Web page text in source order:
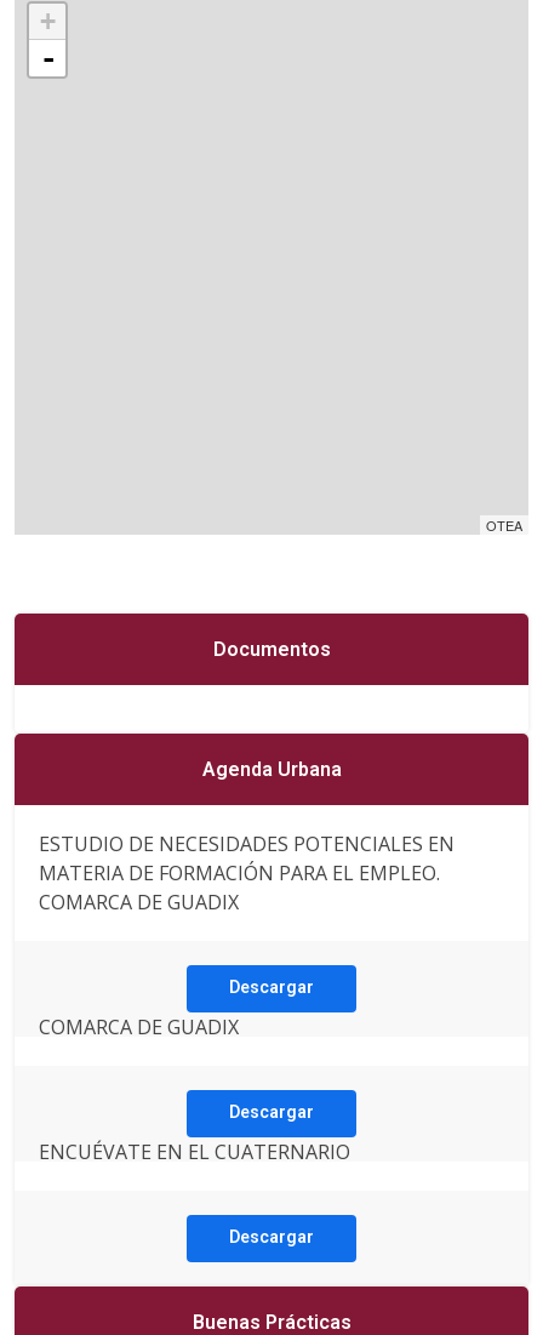
+
-
OTEA
Documentos
Agenda Urbana
ESTUDIO DE NECESIDADES POTENCIALES EN
MATERIA DE FORMACIÓN PARA EL EMPLEO.
COMARCA DE GUADIX
Descargar
COMARCA DE GUADIX
Descargar
ENCUÉVATE EN EL CUATERNARIO
Descargar
Buenas Prácticas